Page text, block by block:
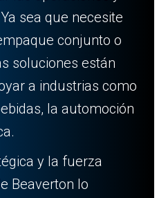
sea que necesite
conjunto o
soluciones están
a industrias como
la automoción
y la fuerza
Beaverton lo